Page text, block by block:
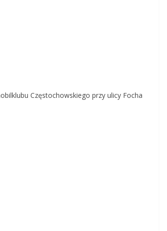
Częstochowskiego przy ulicy Focha